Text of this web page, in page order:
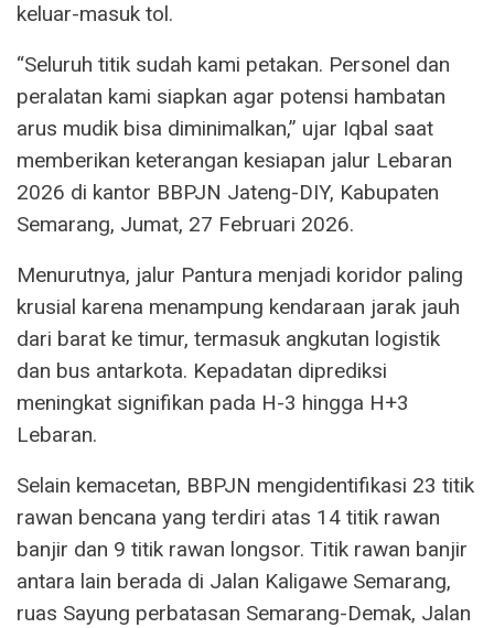
keluar-masuk tol.
“Seluruh titik sudah kami petakan. Personel dan
peralatan kami siapkan agar potensi hambatan
arus mudik bisa diminimalkan,” ujar Iqbal saat
memberikan keterangan kesiapan jalur Lebaran
2026 di kantor BBPJN Jateng-DIY, Kabupaten
Semarang, Jumat, 27 Februari 2026.
Menurutnya, jalur Pantura menjadi koridor paling
krusial karena menampung kendaraan jarak jauh
dari barat ke timur, termasuk angkutan logistik
dan bus antarkota. Kepadatan diprediksi
meningkat signifikan pada H-3 hingga H+3
Lebaran.
Selain kemacetan, BBPJN mengidentifikasi 23 titik
rawan bencana yang terdiri atas 14 titik rawan
banjir dan 9 titik rawan longsor. Titik rawan banjir
antara lain berada di Jalan Kaligawe Semarang,
ruas Sayung perbatasan Semarang-Demak, Jalan